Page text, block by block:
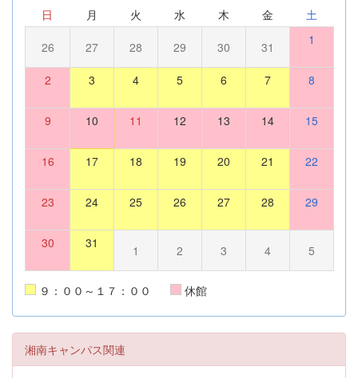
日 月 火 水 木 金 土
26 27 28 29 30 31 1
2 3 4 5 6 7 8
9 10 11 12 13 14 15
16 17 18 19 20 21 22
23 24 25 26 27 28 29
30 31 1 2 3 4 5
９：００～１７：００ 休館
湘南キャンパス関連